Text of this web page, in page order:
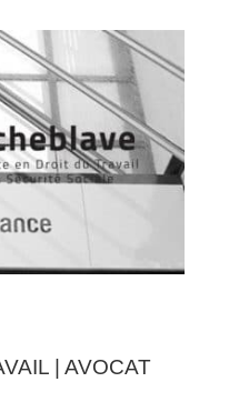
| AVOCAT